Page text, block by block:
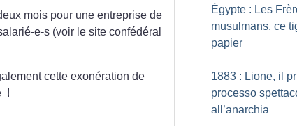
mois pour une entreprise de
e-s (voir le site confédéral
cette exonération de
!
Égypte : Les
musulmans, ce
papier
1883 : Lione, il
processo
all’anarchia